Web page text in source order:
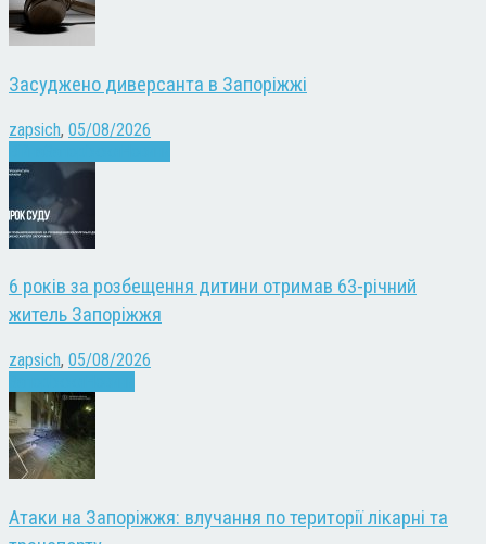
Засуджено диверсанта в Запоріжжі
zapsich, 05/08/2026
6 років за розбещення дитини отримав 63-річний
житель Запоріжжя
zapsich, 05/08/2026
Атаки на Запоріжжя: влучання по території лікарні та